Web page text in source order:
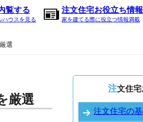
覧する
ハウスを見る
注文住宅お役立ち情報
家を建てる際に役立つ情報満載
選
厳選
注文住
注文住宅の